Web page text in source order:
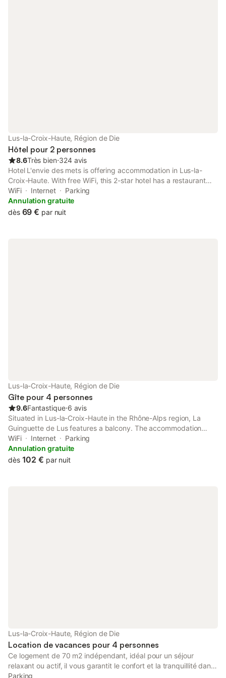
Lus-la-Croix-Haute, Région de Die
Hôtel pour 2 personnes
8.6Très bien⋅324 avis
Hotel L'envie des mets is offering accommodation in Lus-la-
Croix-Haute. With free WiFi, this 2-star hotel has a restaurant
and a bar. The hotel has family rooms. At the hotel, rooms
include a wardrobe and a flat-screen TV.
WiFi Internet
Parking
Annulation gratuite
dès 69 € par nuit
Lus-la-Croix-Haute, Région de Die
Gîte pour 4 personnes
9.6Fantastique⋅6 avis
Situated in Lus-la-Croix-Haute in the Rhône-Alps region, La
Guinguette de Lus features a balcony. The accommodation
features a ski pass sales point, as well as a garden and a tennis
court.
WiFi Internet
Parking
Annulation gratuite
dès 102 € par nuit
Lus-la-Croix-Haute, Région de Die
Location de vacances pour 4 personnes
Ce logement de 70 m2 indépendant, idéal pour un séjour
relaxant ou actif, il vous garantit le confort et la tranquillité dans
un cadre de verdure pour toute la famille dans un petit hameau.
Parking